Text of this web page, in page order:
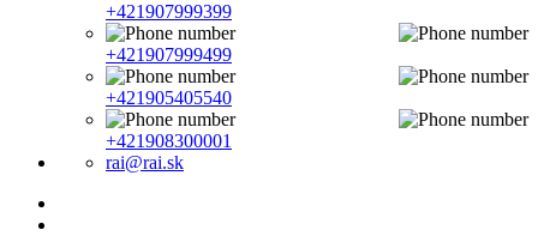
+421907999399
+421907999499
+421905405540
+421908300001
rai@rai.sk